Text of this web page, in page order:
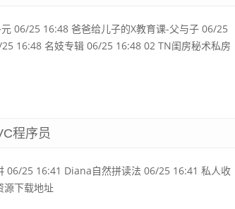
06/25 16:48 爸爸给儿子的X教育课-父与子 06/25
16:48 名妓专辑 06/25 16:48 02 TN闺房秘术私房
程序员
06/25 16:41 Diana自然拼读法 06/25 16:41 私人收
源下载地址